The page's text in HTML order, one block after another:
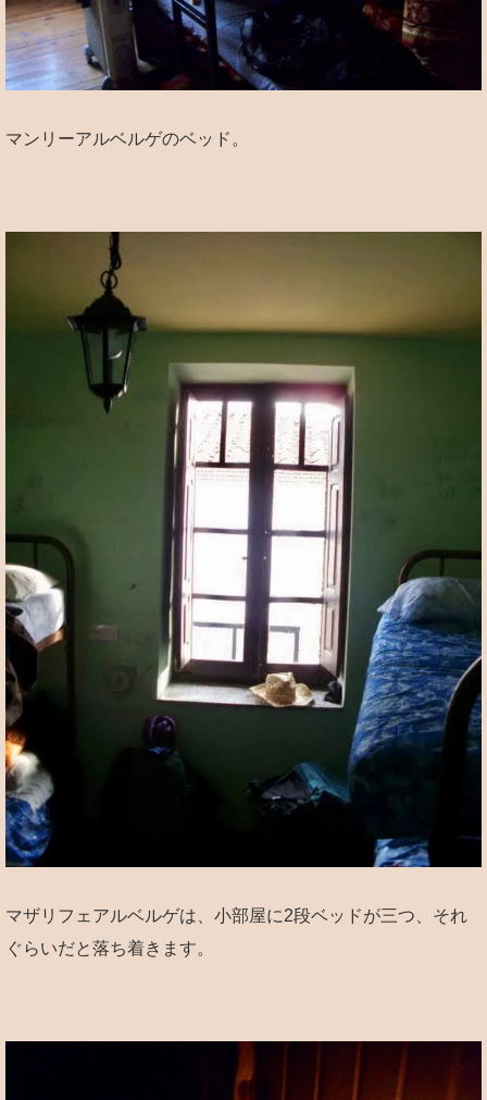
マンリーアルベルゲのベッド。
マザリフェアルベルゲは、小部屋に2段ベッドが三つ、それ
ぐらいだと落ち着きます。